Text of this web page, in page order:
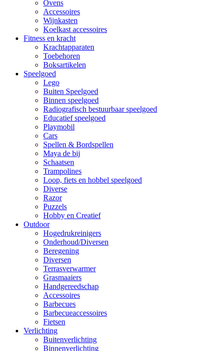
Ovens
Accessoires
Wijnkasten
Koelkast accessoires
Fitness en kracht
Krachtapparaten
Toebehoren
Boksartikelen
Speelgoed
Lego
Buiten Speelgoed
Binnen speelgoed
Radiografisch bestuurbaar speelgoed
Educatief speelgoed
Playmobil
Cars
Spellen & Bordspellen
Maya de bij
Schaatsen
Trampolines
Loop, fiets en hobbel speelgoed
Diverse
Razor
Puzzels
Hobby en Creatief
Outdoor
Hogedrukreinigers
Onderhoud/Diversen
Beregening
Diversen
Terrasverwarmer
Grasmaaiers
Handgereedschap
Accessoires
Barbecues
Barbecueaccessoires
Fietsen
Verlichting
Buitenverlichting
Binnenverlichting